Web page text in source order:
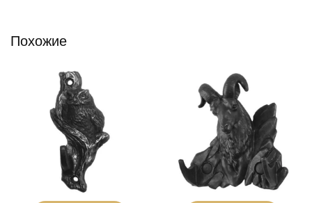
Похожие